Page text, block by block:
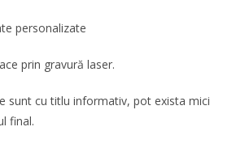
personalizate
prin gravură laser.
sunt cu titlu informativ, pot exista mici
final.